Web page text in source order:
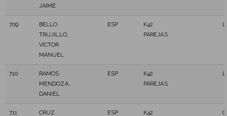
JAIME
709
BELLO
TRUJILLO,
VICTOR
MANUEL
ESP
K42
PAREJAS
710
RAMOS
MENDOZA,
DANIEL
ESP
K42
PAREJAS
711
CRUZ
ESP
K42